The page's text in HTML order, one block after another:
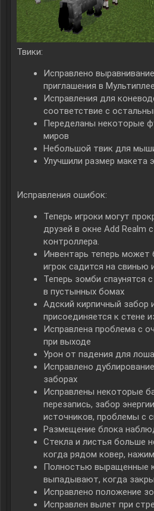
Твики:
Исправлено
приглашения в
Исправления для
соответствие с
Переделаны некоторые
миров
Небольшой твик для
Улучшили размер макета
Исправления ошибок:
Теперь игроки могут
друзей в окне Add Realm
контроллера.
Инвентарь теперь
игрок садится на
Теперь зомби спаунятся
в пустынных бомах
Адский кирпичный забор
присоединяется к стене
Исправлена проблема с
при выходе
Урон от падения для
Исправлено
заборах
Исправлены некоторые
перезапись, забор
источников, проблемы с
Размещение блока
Стекла и листья больше
когда рядом ковер,
Полностью выращенные
выпадывают, когда
Исправлено положение
Исправлен вылет при